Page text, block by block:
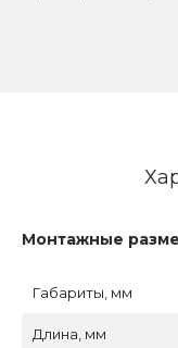
Монтажные
Габариты, мм
Длина, мм